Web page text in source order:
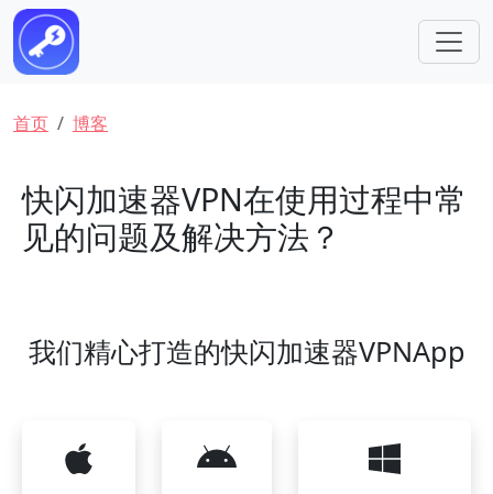
跳转到主要内容
面包屑
首页 博客
快闪加速器VPN在使用过程中常
见的问题及解决方法？
我们精心打造的快闪加速器VPNApp